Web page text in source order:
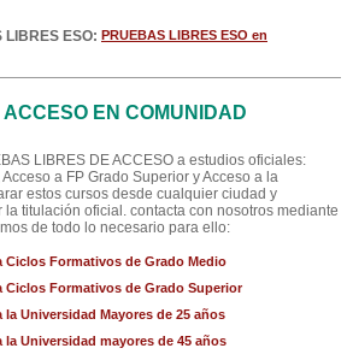
ESO: PRUEBAS LIBRES ESO en
EN COMUNIDAD
LIBRES DE ACCESO a estudios oficiales:
a FP Grado Superior y Acceso a la
estos cursos desde cualquier ciudad y
titulación oficial. contacta con nosotros mediante
de todo lo necesario para ello:
Ciclos Formativos de Grado Medio
Ciclos Formativos de Grado Superior
la Universidad Mayores de 25 años
la Universidad mayores de 45 años